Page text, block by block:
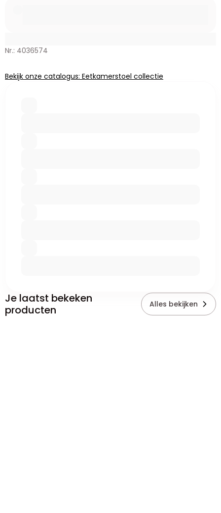
Nr.: 4036574
Bekijk onze catalogus: Eetkamerstoel collectie
Je laatst bekeken
producten
Alles bekijken